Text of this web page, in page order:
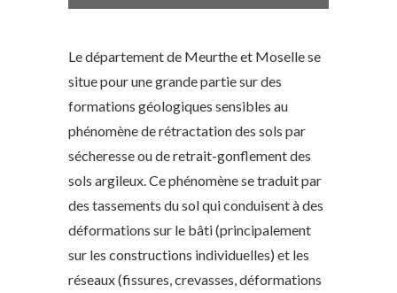
Le département de Meurthe et Moselle se
situe pour une grande partie sur des
formations géologiques sensibles au
phénomène de rétractation des sols par
sécheresse ou de retrait-gonflement des
sols argileux. Ce phénomène se traduit par
des tassements du sol qui conduisent à des
déformations sur le bâti (principalement
sur les constructions individuelles) et les
réseaux (fissures, crevasses, déformations